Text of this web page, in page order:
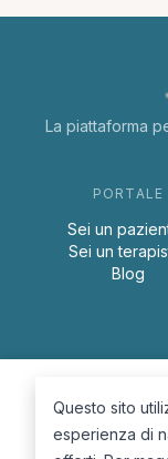
La piattaforma
PORTALE
Sei un
Sei un
Blog
Questo sito
esperienza di